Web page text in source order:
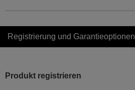
Registrierung und Garantieoptionen
Produkt registrieren